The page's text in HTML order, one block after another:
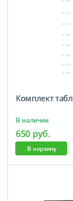
Комплект
В наличии
650 руб.
В корзину